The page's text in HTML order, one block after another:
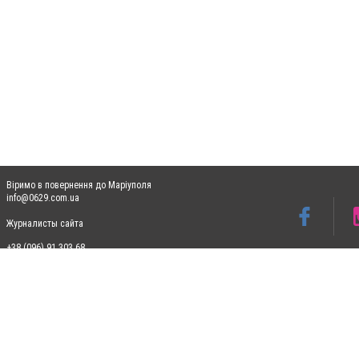
Віримо в повернення до Маріуполя
info@0629.com.ua
Журналисты сайта
+38 (096) 91 303 68